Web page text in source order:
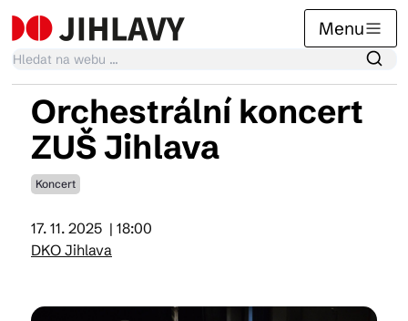
Menu
Kalendář akcí
Tradiční akce
Články
Orchestrální koncert
ZUŠ Jihlava
Koncert
17. 11. 2025 | 18:00
DKO Jihlava